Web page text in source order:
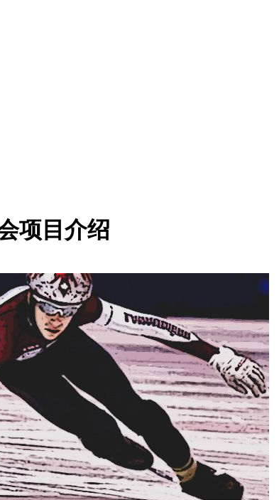
项目介绍